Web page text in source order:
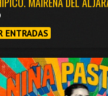
ENTRADAS